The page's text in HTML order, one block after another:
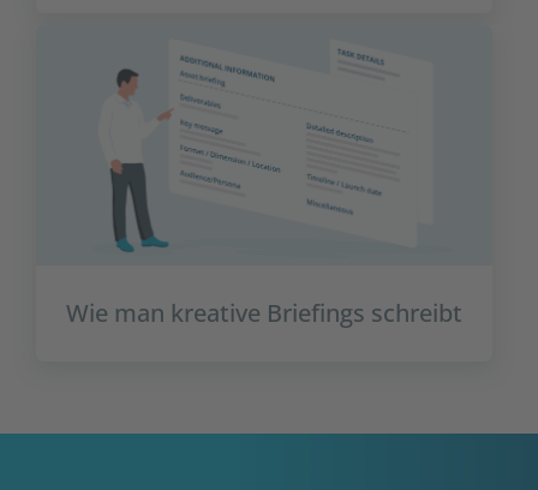
Wie man kreative Briefings schreibt